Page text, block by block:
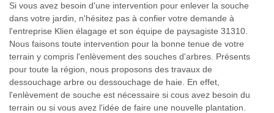
Si vous avez besoin d'une intervention pour enlever la souche
dans votre jardin, n'hésitez pas à confier votre demande à
l'entreprise Klien élagage et son équipe de paysagiste 31310.
Nous faisons toute intervention pour la bonne tenue de votre
terrain y compris l'enlèvement des souches d'arbres. Présents
pour toute la région, nous proposons des travaux de
dessouchage arbre ou dessouchage de haie. En effet,
l'enlèvement de souche est nécessaire si cous avez besoin du
terrain ou si vous avez l'idée de faire une nouvelle plantation.